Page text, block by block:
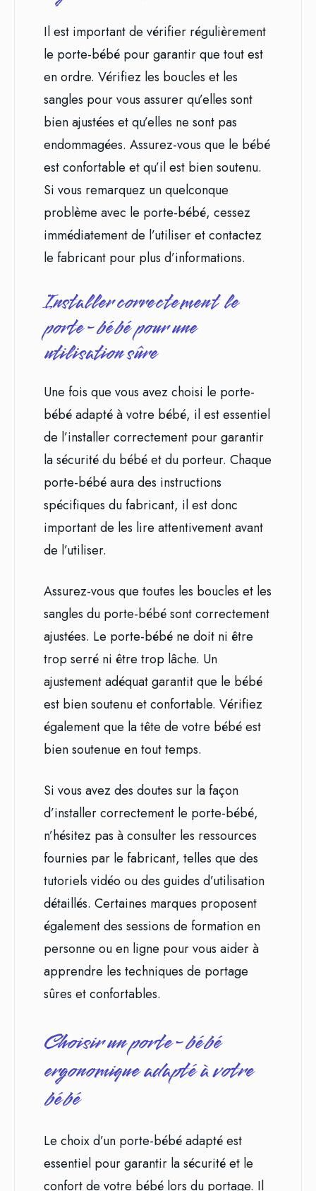
Il est important de vérifier régulièrement
le porte-bébé pour garantir que tout est
en ordre. Vérifiez les boucles et les
sangles pour vous assurer qu’elles sont
bien ajustées et qu’elles ne sont pas
endommagées. Assurez-vous que le bébé
est confortable et qu’il est bien soutenu.
Si vous remarquez un quelconque
problème avec le porte-bébé, cessez
immédiatement de l’utiliser et contactez
le fabricant pour plus d’informations.
Installer correctement le
porte-bébé pour une
utilisation sûre
Une fois que vous avez choisi le porte-
bébé adapté à votre bébé, il est essentiel
de l’installer correctement pour garantir
la sécurité du bébé et du porteur. Chaque
porte-bébé aura des instructions
spécifiques du fabricant, il est donc
important de les lire attentivement avant
de l’utiliser.
Assurez-vous que toutes les boucles et les
sangles du porte-bébé sont correctement
ajustées. Le porte-bébé ne doit ni être
trop serré ni être trop lâche. Un
ajustement adéquat garantit que le bébé
est bien soutenu et confortable. Vérifiez
également que la tête de votre bébé est
bien soutenue en tout temps.
Si vous avez des doutes sur la façon
d’installer correctement le porte-bébé,
n’hésitez pas à consulter les ressources
fournies par le fabricant, telles que des
tutoriels vidéo ou des guides d’utilisation
détaillés. Certaines marques proposent
également des sessions de formation en
personne ou en ligne pour vous aider à
apprendre les techniques de portage
sûres et confortables.
Choisir un porte-bébé
ergonomique adapté à votre
bébé
Le choix d’un porte-bébé adapté est
essentiel pour garantir la sécurité et le
confort de votre bébé lors du portage. Il